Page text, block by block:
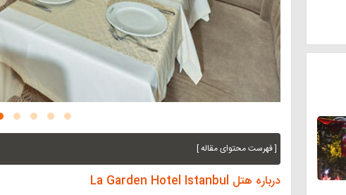
[ فهرست محتوای مقاله ]
درباره هتل La Garden Hotel Istanbul